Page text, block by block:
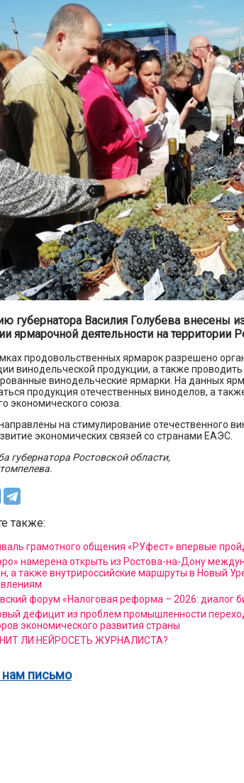
губернатора Василия Голубева внесены
ярмарочной деятельности на территории
продовольственных ярмарок разрешено
винодельческой продукции, а также
винодельческие ярмарки. На данных
продукция отечественных виноделов, а
экономического союза.
на стимулирование отечественного
экономических связей со странами ЕАЭС.
губернатора Ростовской области,
также:
грамотного общения «РУфест» впервые
намерена открыть из Ростова-на-Дону
а также внутрироссийские маршруты в Новый
форум «Налоговая реформа – 2026: диалог
дефицит из проблем промышленности
экономического развития страны
ЛИ НЕЙРОСЕТЬ ЖУРНАЛИСТА?
нам письмо